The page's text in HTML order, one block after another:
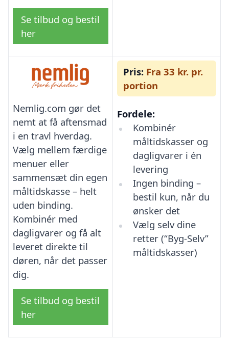
Se tilbud og bestil
her
Nemlig.com gør det
nemt at få aftensmad
i en travl hverdag.
Vælg mellem færdige
menuer eller
sammensæt din egen
måltidskasse – helt
uden binding.
Kombinér med
dagligvarer og få alt
leveret direkte til
døren, når det passer
dig.
Se tilbud og bestil
her
Pris: Fra 33 kr. pr.
portion
Fordele:
Kombinér
måltidskasser og
dagligvarer i én
levering
Ingen binding –
bestil kun, når du
ønsker det
Vælg selv dine
retter (“Byg-Selv”
måltidskasser)